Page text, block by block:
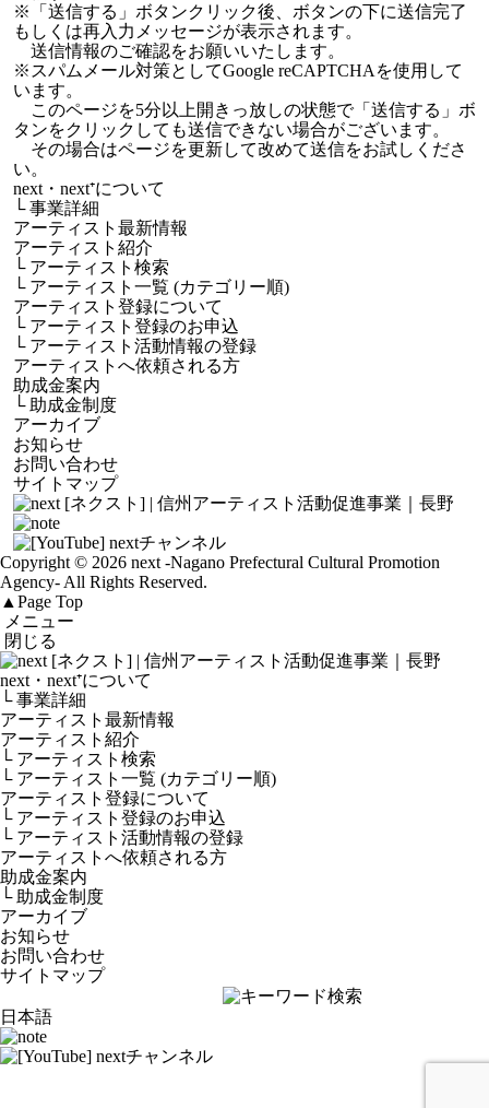
※「送信する」ボタンクリック後、ボタンの下に送信完了
もしくは再入力メッセージが表示されます。
送信情報のご確認をお願いいたします。
※スパムメール対策としてGoogle reCAPTCHAを使用して
います。
このページを5分以上開きっ放しの状態で「送信する」ボ
タンをクリックしても送信できない場合がございます。
その場合はページを更新して改めて送信をお試しくださ
い。
next・next⁺について
└事業詳細
アーティスト最新情報
アーティスト紹介
└ アーティスト検索
└ アーティスト一覧 (カテゴリー順)
アーティスト登録について
└ アーティスト登録のお申込
└ アーティスト活動情報の登録
アーティストへ依頼される方
助成金案内
└ 助成金制度
アーカイブ
お知らせ
お問い合わせ
サイトマップ
Copyright © 2026 next -Nagano Prefectural Cultural Promotion
Agency- All Rights Reserved.
▲ Page Top
メニュー
閉じる
next・next⁺について
└ 事業詳細
アーティスト最新情報
アーティスト紹介
└ アーティスト検索
└ アーティスト一覧 (カテゴリー順)
アーティスト登録について
└ アーティスト登録のお申込
└ アーティスト活動情報の登録
アーティストへ依頼される方
助成金案内
└ 助成金制度
アーカイブ
お知らせ
お問い合わせ
サイトマップ